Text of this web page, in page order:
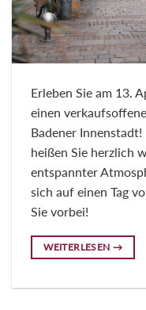
Erleben Sie am 13.
einen
Badener
heißen Sie herzlich
entspannter
sich auf einen Tag
Sie vorbei!
WEITERLESEN →